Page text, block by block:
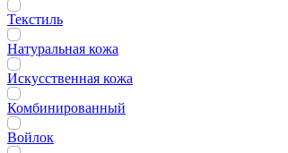
Текстиль
Натуральная кожа
Искусственная кожа
Комбинированный
Войлок